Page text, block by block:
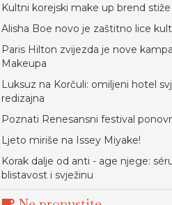
Kultni korejski make up brend
Alisha Boe novo je zaštitno lice
Paris Hilton zvijezda je nove
Makeupa
Luksuz na Korčuli: omiljeni hotel
redizajna
Poznati Renesansni festival
Ljeto miriše na Issey Miyake!
Korak dalje od anti - age njege:
blistavost i svježinu